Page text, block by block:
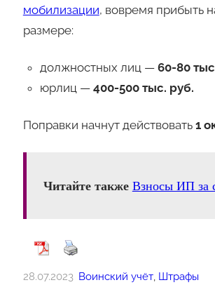
мобилизации, вовремя прибыть
размере:
должностных лиц — 60-80
юрлиц — 400-500 тыс. руб.
Поправки начнут действовать 1
Читайте также Взносы ИП за
28.07.2023 Воинский учёт, Штрафы